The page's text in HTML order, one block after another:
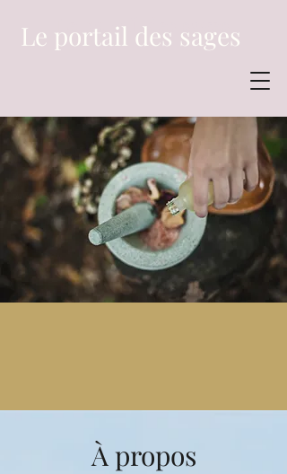
Le portail des sages
Le portail des sages
À propos